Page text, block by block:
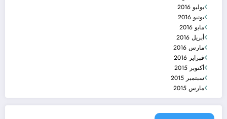
يوليو 2016
يونيو 2016
مايو 2016
أبريل 2016
مارس 2016
فبراير 2016
أكتوبر 2015
سبتمبر 2015
مارس 2015